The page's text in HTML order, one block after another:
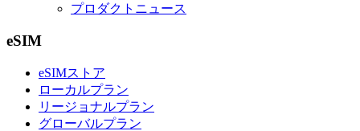
プロダクトニュース
eSIM
eSIMストア
ローカルプラン
リージョナルプラン
グローバルプラン